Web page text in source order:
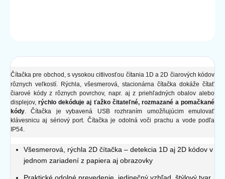
Čítačka pre obchod, s vysokou citlivosťou čítania 1D a 2D čiarových kódov
rôznych veľkostí. Rýchla, všesmerová, stacionárna čítačka dokáže čítať
čiarové kódy z rôznych povrchov, napr. aj z priehľadných obalov alebo
displejov,rýchlo dekóduje aj ťažko čitateľné, rozmazané a pomačkané
kódy. Čítačka je vybavená USB rozhraním umožňujúcim emulovať
klávesnicu aj sériový port. Čítačka je odolná voči prachu a vode podľa
IP54.
Všesmerová, rýchla 2D čítačka – detekcia 1D aj 2D kódov v
jednom zariadení z papiera aj obrazovky